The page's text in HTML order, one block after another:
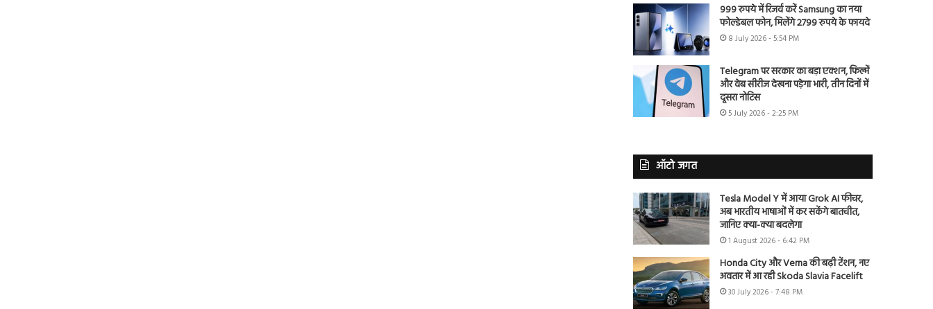
999 रुपये में रिजर्व करें Samsung का नया
फोल्डेबल फोन, मिलेंगे 2799 रुपये के फायदे
8 July 2026 - 5:54 PM
Telegram पर सरकार का बड़ा एक्शन, फिल्में
और वेब सीरीज देखना पड़ेगा भारी, तीन दिनों में
दूसरा नोटिस
5 July 2026 - 2:25 PM
ऑटो जगत
Tesla Model Y में आया Grok AI फीचर,
अब भारतीय भाषाओं में कर सकेंगे बातचीत,
जानिए क्या-क्या बदलेगा
1 August 2026 - 6:42 PM
Honda City और Verna की बढ़ी टेंशन, नए
अवतार में आ रही Skoda Slavia Facelift
30 July 2026 - 7:48 PM